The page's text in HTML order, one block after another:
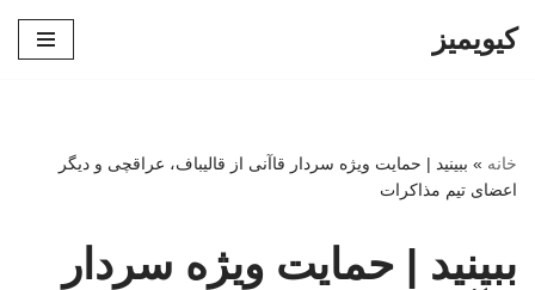
کیویمیز
خانه » ببینید | حمایت ویژه سردار قاآنی از قالیباف، عراقچی و دیگر
اعضای تیم مذاکرات
ببینید | حمایت ویژه سردار